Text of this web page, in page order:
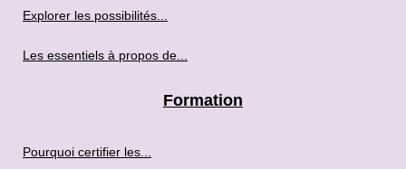
Explorer les possibilités...
Les essentiels à propos de...
Formation
Pourquoi certifier les...